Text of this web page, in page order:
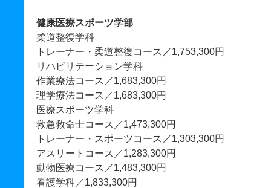
健康医療スポーツ学部
柔道整復学科
トレーナー・柔道整復コース／1,753,300円
リハビリテーション学科
作業療法コース／1,683,300円
理学療法コース／1,683,300円
医療スポーツ学科
救急救命士コース／1,473,300円
トレーナー・スポーツコース／1,303,300円
アスリートコース／1,283,300円
動物医療コース／1,483,300円
看護学科／1,833,300円